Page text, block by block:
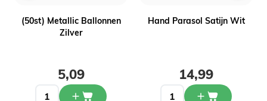
(50st) Metallic Ballonnen
Zilver
5,09
Hand Parasol Satijn Wit
14,99